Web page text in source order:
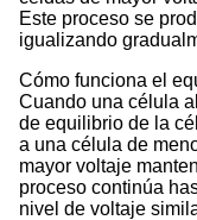
Este proceso se
igualizando
Cómo funciona el
Cuando una célula
de equilibrio de la
a una célula de
mayor voltaje
proceso continúa
nivel de voltaje